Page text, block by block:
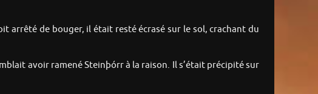
arrêté de bouger, il était resté écrasé sur le sol, crachant du
avoir ramené Steinþórr à la raison. Il s’était précipité sur